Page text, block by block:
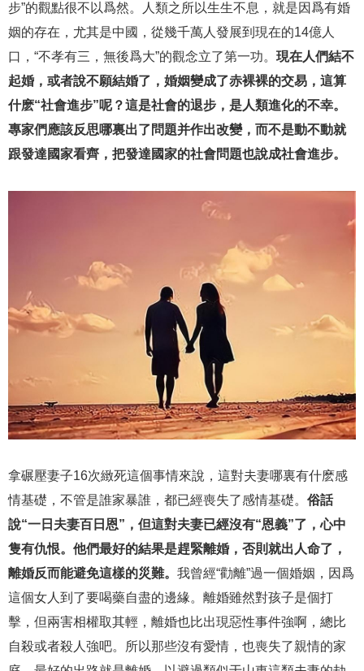
步”的觀點很不以爲然。人類之所以生生不息，就是因爲有婚
姻的存在，尤其是中國，從幾千萬人發展到現在的14億人
口，“不孝有三，無後爲大”的觀念立了第一功。 現在人們結不
起婚，或者說不願結婚了，婚姻變成了赤裸裸的交易，這算
什麽“社會進步”呢？這是社會的退步，是人類進化的不幸。
專家們應該反思哪裏出了問題并作出改變，而不是動不動就
跟發達國家看齊，把發達國家的社會問題也說成社會進步。
拿碾壓妻子16次緻死這個事情來說，這對夫妻哪裏有什麽感
情基礎，不管是誰家暴誰，都已經喪失了感情基礎。 俗話
說“一日夫妻百日恩”，但這對夫妻已經沒有“恩義”了，心中
隻有仇恨。他們最好的結果是趕緊離婚，否則就出人命了，
離婚反而能避免這樣的災難。 我曾經“勸離”過一個婚姻，因爲
這個女人到了要喝藥自盡的邊緣。離婚雖然對孩子是個打
擊，但兩害相權取其輕，離婚也比出現惡性事件強啊，總比
自殺或者殺人強吧。所以那些沒有愛情，也喪失了親情的家